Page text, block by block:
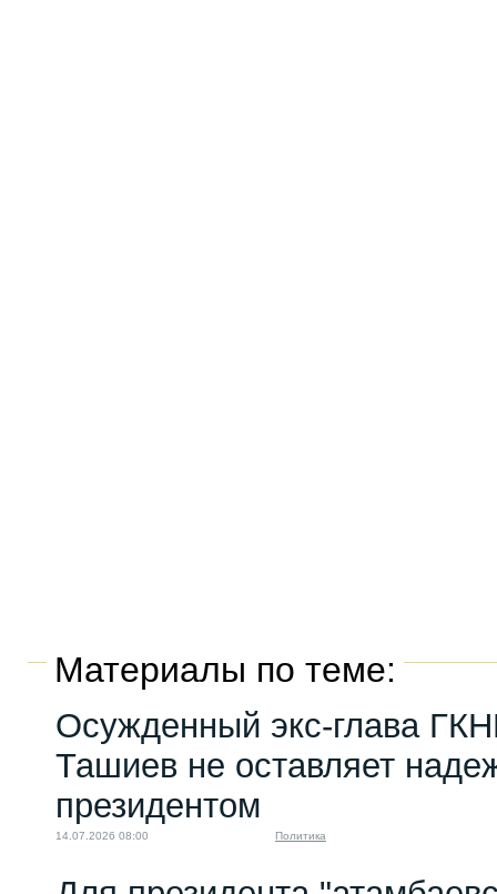
Материалы по теме:
Осужденный экс-глава
Ташиев не оставляет
президентом
14.07.2026 08:00 Политика